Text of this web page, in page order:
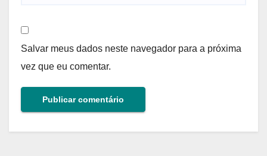
Salvar meus dados neste navegador para a próxima
vez que eu comentar.